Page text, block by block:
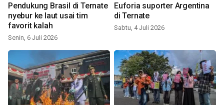
Pendukung Brasil di Ternate
nyebur ke laut usai tim
favorit kalah
Senin, 6 Juli 2026
Euforia suporter Argentina
di Ternate
Sabtu, 4 Juli 2026